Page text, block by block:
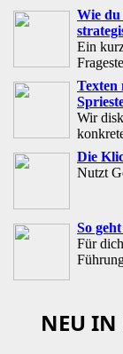
Wie du
Ein
Wir
Die
Nutzt
So
Für
NEU IN